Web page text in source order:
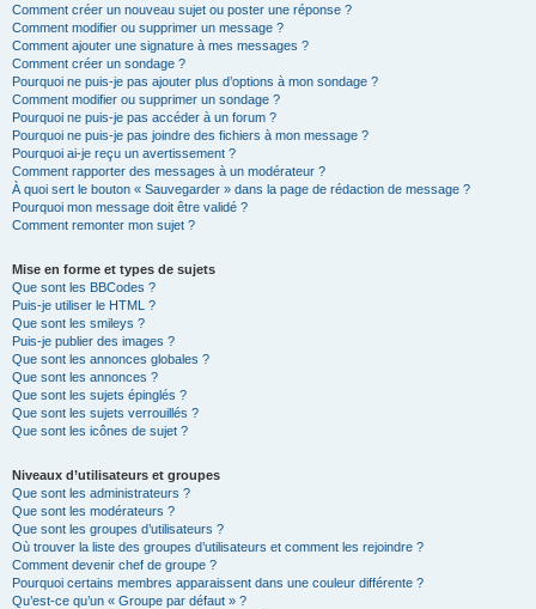
Comment créer un nouveau sujet ou poster une réponse ?
Comment modifier ou supprimer un message ?
Comment ajouter une signature à mes messages ?
Comment créer un sondage ?
Pourquoi ne puis-je pas ajouter plus d’options à mon sondage ?
Comment modifier ou supprimer un sondage ?
Pourquoi ne puis-je pas accéder à un forum ?
Pourquoi ne puis-je pas joindre des fichiers à mon message ?
Pourquoi ai-je reçu un avertissement ?
Comment rapporter des messages à un modérateur ?
À quoi sert le bouton « Sauvegarder » dans la page de rédaction de message ?
Pourquoi mon message doit être validé ?
Comment remonter mon sujet ?
Mise en forme et types de sujets
Que sont les BBCodes ?
Puis-je utiliser le HTML ?
Que sont les smileys ?
Puis-je publier des images ?
Que sont les annonces globales ?
Que sont les annonces ?
Que sont les sujets épinglés ?
Que sont les sujets verrouillés ?
Que sont les icônes de sujet ?
Niveaux d’utilisateurs et groupes
Que sont les administrateurs ?
Que sont les modérateurs ?
Que sont les groupes d’utilisateurs ?
Où trouver la liste des groupes d’utilisateurs et comment les rejoindre ?
Comment devenir chef de groupe ?
Pourquoi certains membres apparaissent dans une couleur différente ?
Qu’est-ce qu’un « Groupe par défaut » ?